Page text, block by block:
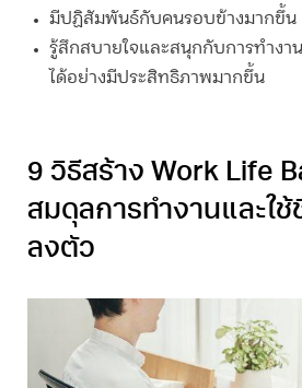
มีปฏิสัมพันธ์กับคนรอบข้างมากขึ้น
รู้สึกสบายใจและสนุกกับการทำงา
ได้อย่างมีประสิทธิภาพมากขึ้น
9 วิธีสร้าง Work Life
สมดุลการทำงานและใ
ลงตัว